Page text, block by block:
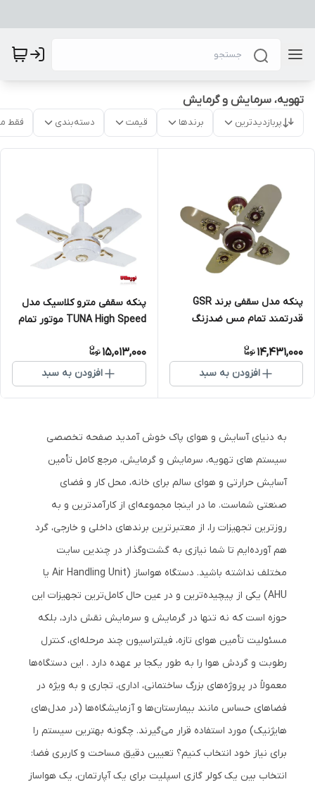
تهویه، سرمایش و گرمایش
پربازدیدترین برندها قیمت دسته‌بندی فقط
پنکه مدل سقفی برند GSR
قدرتمند تمام مس ضدزنگ
14,431,000
افزودن به سبد
پنکه سقفی مترو کلاسیک مدل
TUNA High Speed موتور تمام
15,013,000
افزودن به سبد
به دنیای آسایش و هوای پاک خوش آمدید صفحه تخصصی
سیستم های تهویه، سرمایش و گرمایش، مرجع کامل تأمین
آسایش حرارتی و هوای سالم برای خانه، محل کار و فضای
صنعتی شماست. ما در اینجا مجموعه‌ای از کارآمدترین و به
روزترین تجهیزات را، از معتبرترین برندهای داخلی و خارجی، گرد
هم آورده‌ایم تا شما نیازی به گشت‌وگذار در چندین سایت
مختلف نداشته باشید. دستگاه هواساز (Air Handling Unit یا
AHU) یکی از پیچیده‌ترین و در عین حال کامل‌ترین تجهیزات این
حوزه است که نه تنها در گرمایش و سرمایش نقش دارد، بلکه
مسئولیت تأمین هوای تازه، فیلتراسیون چند مرحله‌ای، کنترل
رطوبت و گردش هوا را به طور یکجا بر عهده دارد . این دستگاه‌ها
معمولاً در پروژه‌های بزرگ ساختمانی، اداری، تجاری و به ویژه در
فضاهای حساس مانند بیمارستان‌ها و آزمایشگاه‌ها (در مدل‌های
هایژنیک) مورد استفاده قرار می‌گیرند. چگونه بهترین سیستم را
برای نیاز خود انتخاب کنیم؟ تعیین دقیق مساحت و کاربری فضا:
انتخاب بین یک کولر گازی اسپلیت برای یک آپارتمان، یک هواساز